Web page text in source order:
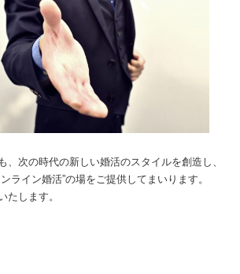
、次の時代の新しい婚活のスタイルを創造し、
ライン婚活”の場をご提供してまいります。
たします。